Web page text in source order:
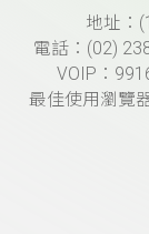
頁尾資訊地址：
電話：(02)
VOIP：
最佳使用瀏覽